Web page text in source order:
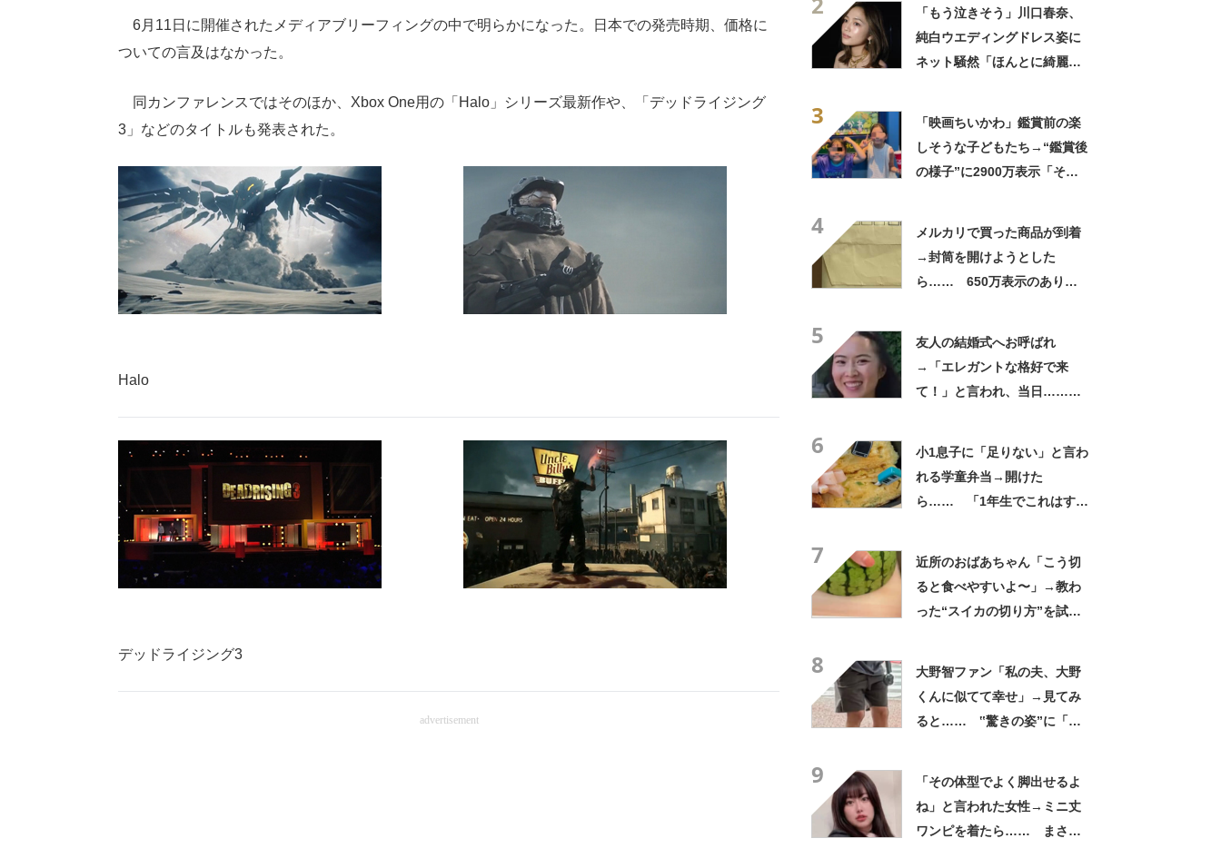
6月11日に開催されたメディアブリーフィングの中で明らかになった。日本での発売時期、価格に
ついての言及はなかった。
同カンファレンスではそのほか、Xbox One用の「Halo」シリーズ最新作や、「デッドライジング
3」などのタイトルも発表された。
Halo
デッドライジング3
advertisement
「もう泣きそう」川口春奈、
純白ウエディングドレス姿に
ネット騒然「ほんとに綺麗」
3
「映画ちいかわ」鑑賞前の楽
しそうな子どもたち→“鑑賞後
の様子”に2900万表示「そう
4
メルカリで買った商品が到着
→封筒を開けようとした
ら…… 650万表示のありえ
5
友人の結婚式へお呼ばれ
→「エレガントな格好で来
て！」と言われ、当日……ま
6
小1息子に「足りない」と言わ
れる学童弁当→開けた
ら…… 「1年生でこれはすご
7
近所のおばあちゃん「こう切
ると食べやすいよ〜」→教わ
った“スイカの切り方”を試し
8
大野智ファン「私の夫、大野
くんに似てて幸せ」→見てみ
ると…… ‟驚きの姿”に「最
9
「その体型でよく脚出せるよ
ね」と言われた女性→ミニ丈
ワンピを着たら…… まさか